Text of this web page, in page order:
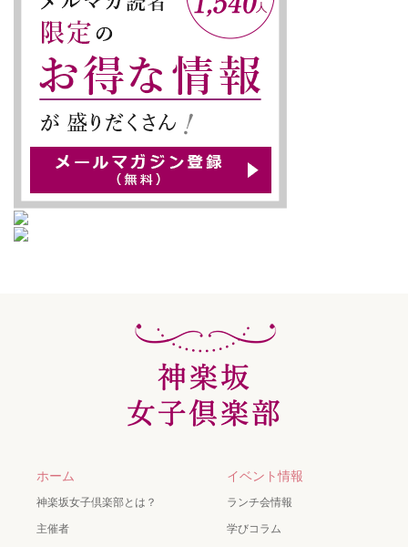
ホーム
神楽坂女子倶楽部とは？
主催者
イベント情報
ランチ会情報
学びコラム